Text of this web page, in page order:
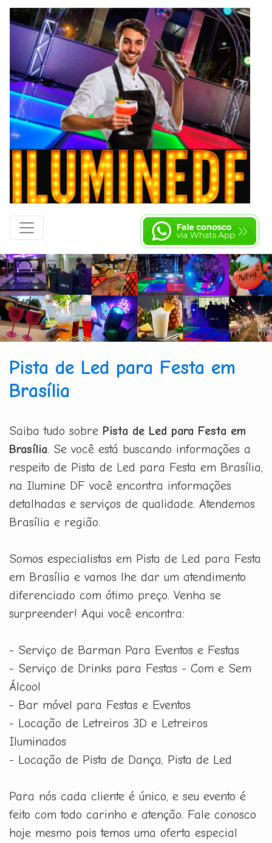
Pista de Led para Festa em
Brasília
Saiba tudo sobre Pista de Led para Festa em
Brasília. Se você está buscando informações a
respeito de Pista de Led para Festa em Brasília,
na Ilumine DF você encontra informações
detalhadas e serviços de qualidade. Atendemos
Brasília e região.
Somos especialistas em Pista de Led para Festa
em Brasília e vamos lhe dar um atendimento
diferenciado com ótimo preço. Venha se
surpreender! Aqui você encontra:
- Serviço de Barman Para Eventos e Festas
- Serviço de Drinks para Festas - Com e Sem
Álcool
- Bar móvel para Festas e Eventos
- Locação de Letreiros 3D e Letreiros
Iluminados
- Locação de Pista de Dança, Pista de Led
Para nós cada cliente é único, e seu evento é
feito com todo carinho e atenção. Fale conosco
hoje mesmo pois temos uma oferta especial